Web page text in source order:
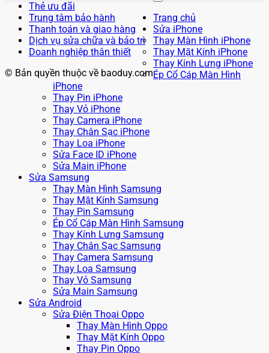
Thẻ ưu đãi
Trung tâm bảo hành
Thanh toán và giao hàng
Dịch vụ sửa chữa và bảo trì
Doanh nghiệp thân thiết
© Bản quyền thuộc về baoduy.com
Trang chủ
Sửa iPhone
Thay Màn Hình iPhone
Thay Mặt Kính iPhone
Thay Kính Lưng iPhone
Ép Cổ Cáp Màn Hình
iPhone
Thay Pin iPhone
Thay Vỏ iPhone
Thay Camera iPhone
Thay Chân Sạc iPhone
Thay Loa iPhone
Sửa Face ID iPhone
Sửa Main iPhone
Sửa Samsung
Thay Màn Hình Samsung
Thay Mặt Kính Samsung
Thay Pin Samsung
Ép Cổ Cáp Màn Hình Samsung
Thay Kính Lưng Samsung
Thay Chân Sạc Samsung
Thay Camera Samsung
Thay Loa Samsung
Thay Vỏ Samsung
Sửa Main Samsung
Sửa Android
Sửa Điện Thoại Oppo
Thay Màn Hình Oppo
Thay Mặt Kính Oppo
Thay Pin Oppo